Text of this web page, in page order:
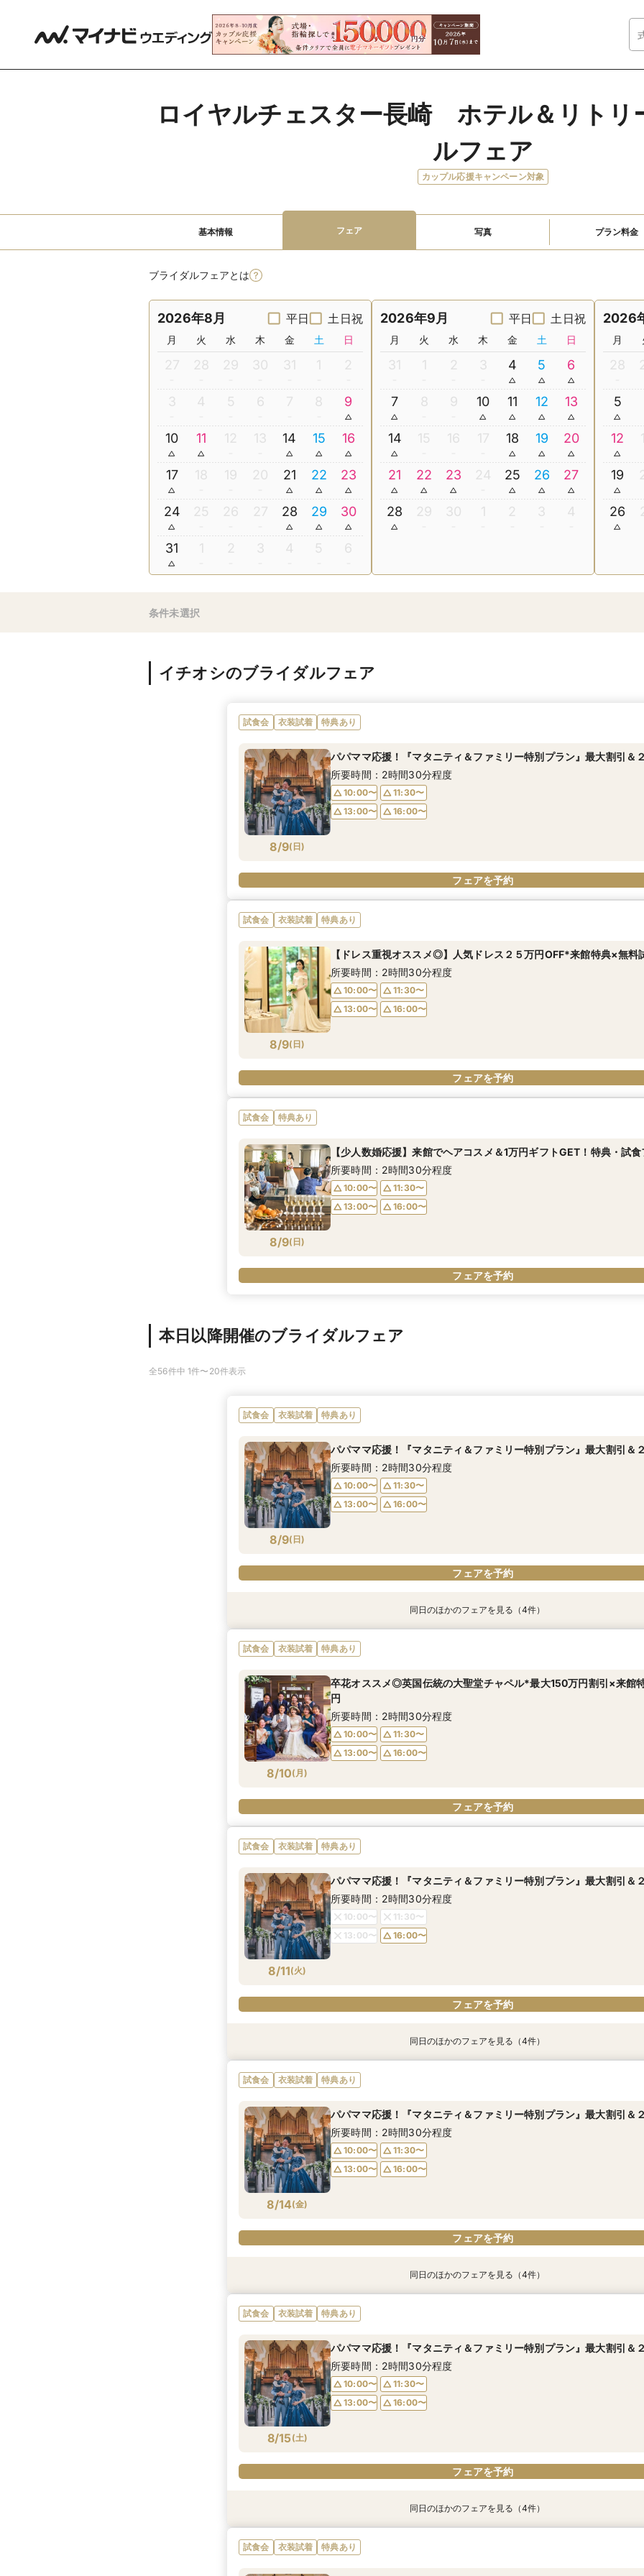
ロイヤルチェスター長崎　ホテル＆リト
ルフェア
カップル応援キャンペーン対象
基本情報 フェア 写真 プラン料金
ブライダルフェアとは
2026年8月 平日 土日祝
月 火 水 木 金 土 日
27 28 29 30 31 1 2
3 4 5 6 7 8 9
10 11 12 13 14 15 16
17 18 19 20 21 22 23
24 25 26 27 28 29 30
31 1 2 3 4 5 6
2026年9月 平日 土日祝
月 火 水 木 金 土 日
31 1 2 3 4 5 6
7 8 9 10 11 12 13
14 15 16 17 18 19 20
21 22 23 24 25 26 27
28 29 30 1 2 3 4
2026
月
28
5
12
19
26
条件未選択
イチオシのブライダルフェア
試食会 衣装試着 特典あり
8/9( 日)
パパママ応援！『マタニティ＆ファミリー特別プラン』最大割引＆
所要時間：2時間30分程度
10:00〜
11:30〜
13:00〜
16:00〜
フェアを予約
試食会 衣装試着 特典あり
8/9( 日)
【ドレス重視オススメ◎】人気ドレス２５万円OFF*来館特典×無料
所要時間：2時間30分程度
10:00〜
11:30〜
13:00〜
16:00〜
フェアを予約
試食会 特典あり
8/9( 日)
【少人数婚応援】来館でヘアコスメ＆1万円ギフトGET！特典・試
所要時間：2時間30分程度
10:00〜
11:30〜
13:00〜
16:00〜
フェアを予約
本日以降開催のブライダルフェア
全56件中 1件〜20件表示
試食会 衣装試着 特典あり
8/9( 日)
パパママ応援！『マタニティ＆ファミリー特別プラン』最大割引＆
所要時間：2時間30分程度
10:00〜
11:30〜
13:00〜
16:00〜
フェアを予約
8/9(日)
【ドレス重視オススメ◎】人気ドレス２５万円OFF*来館特典×無料
10:00〜
11:30〜
8/9(日)
【少人数婚応援】来館でヘアコスメ＆1万円ギフトGET！特典・試
10:00〜
11:30〜
8/9(日)
【ペット婚人気NO.1】愛犬と誓うリングドッグ演出×豪華試食フェ
所要時間：2時間30分程度
13:00〜
16:00〜
8/9(日)
卒花オススメ◎英国伝統の大聖堂チャペル*最大150万円割引×来館
所要時間：2時間30分程度
13:00〜
16:00〜
同日のほかのフェアを見る（4件）
試食会 衣装試着 特典あり
8/10( 月)
卒花オススメ◎英国伝統の大聖堂チャペル*最大150万円割引×来館
円
所要時間：2時間30分程度
10:00〜
11:30〜
13:00〜
16:00〜
フェアを予約
試食会 衣装試着 特典あり
8/11(火)
パパママ応援！『マタニティ＆ファミリー特別プラン』最大割引＆
所要時間：2時間30分程度
10:00〜
11:30〜
13:00〜
16:00〜
フェアを予約
8/11(火)
【ドレス重視オススメ◎】人気ドレス２５万円OFF*来館特典×無料
10:00〜
11:30〜
13:00〜
16:00〜
8/11(火)
【少人数婚応援】来館でヘアコスメ＆1万円ギフトGET！特典・試
10:00〜
11:30〜
13:00〜
16:00〜
8/11(火)
【ペット婚人気NO.1】愛犬と誓うリングドッグ演出×豪華試食フェ
所要時間：2時間30分程度
10:00〜
11:30〜
13:00〜
16:00〜
8/11(火)
卒花支持率◎*英国伝統の大聖堂チャペル見学×最大150万円特典＆
所要時間：2時間30分程度
10:00〜
11:30〜
13:00〜
16:00〜
同日のほかのフェアを見る（4件）
試食会 衣装試着 特典あり
8/14(金)
パパママ応援！『マタニティ＆ファミリー特別プラン』最大割引＆
所要時間：2時間30分程度
10:00〜
11:30〜
13:00〜
16:00〜
フェアを予約
8/14(金)
【ドレス重視オススメ◎】人気ドレス２５万円OFF*来館特典×無料
10:00〜
11:30〜
13:00〜
16:00〜
8/14(金)
【少人数婚応援】来館でヘアコスメ＆1万円ギフトGET！特典・試
10:00〜
11:30〜
13:00〜
16:00〜
8/14(金)
卒花オススメ◎英国伝統の大聖堂チャペル*最大150万円割引×来館
所要時間：2時間30分程度
10:00〜
11:30〜
13:00〜
16:00〜
8/14(金)
【ペット婚人気NO.1】愛犬と誓うリングドッグ演出×豪華試食フェ
所要時間：2時間30分程度
10:00〜
11:30〜
13:00〜
16:00〜
同日のほかのフェアを見る（4件）
試食会 衣装試着 特典あり
8/15(土)
パパママ応援！『マタニティ＆ファミリー特別プラン』最大割引＆
所要時間：2時間30分程度
10:00〜
11:30〜
13:00〜
16:00〜
フェアを予約
【ドレス重視オススメ◎】人気ドレス２５万円OFF*来館特典×無料
【少人数婚応援】来館でヘアコスメ＆1万円ギフトGET！特典・試
卒花オススメ◎英国伝統の大聖堂チャペル*最大150万円割引×来館
【ペット婚人気NO.1】愛犬と誓うリングドッグ演出×豪華試食フェ
同日のほかのフェアを見る（4件）
試食会 衣装試着 特典あり